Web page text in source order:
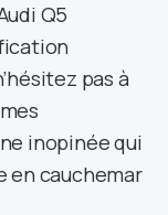
Q5
pas à
inopinée qui
en cauchemar